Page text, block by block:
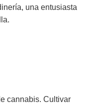
una entusiasta
cannabis. Cultivar